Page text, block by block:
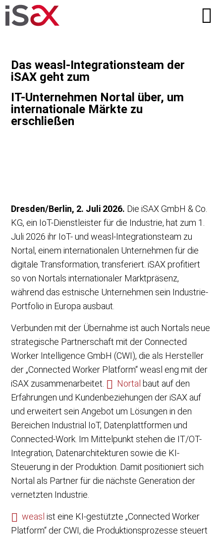
Das weasl-Integrationsteam der
iSAX geht zum
IT-Unternehmen Nortal über, um
internationale Märkte zu
erschließen
Dresden/Berlin, 2. Juli 2026. Die iSAX GmbH & Co.
KG, ein IoT-Dienstleister für die Industrie, hat zum 1.
Juli 2026 ihr IoT- und weasl-Integrationsteam zu
Nortal, einem internationalen Unternehmen für die
digitale Transformation, transferiert. iSAX profitiert
so von Nortals internationaler Marktpräsenz,
während das estnische Unternehmen sein Industrie-
Portfolio in Europa ausbaut.
Verbunden mit der Übernahme ist auch Nortals neue
strategische Partnerschaft mit der Connected
Worker Intelligence GmbH (CWI), die als Hersteller
der „Connected Worker Platform“ weasl eng mit der
iSAX zusammenarbeitet.
Nortal baut auf den
Erfahrungen und Kundenbeziehungen der iSAX auf
und erweitert sein Angebot um Lösungen in den
Bereichen Industrial IoT, Datenplattformen und
Connected-Work. Im Mittelpunkt stehen die IT/OT-
Integration, Datenarchitekturen sowie die KI-
Steuerung in der Produktion. Damit positioniert sich
Nortal als Partner für die nächste Generation der
vernetzten Industrie.
weasl ist eine KI-gestützte „Connected Worker
Platform“ der CWI, die Produktionsprozesse steuert